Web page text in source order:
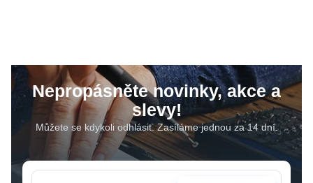
Nepropásněte novinky, akce a
slevy!
Můžete se kdykoli odhlásit. Zasíláme jednou za 14 dní.